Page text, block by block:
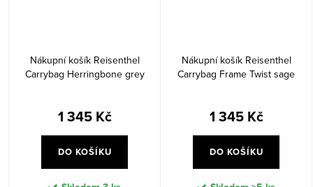
Nákupní košík Reisenthel
Carrybag Herringbone grey
1 345 Kč
DO KOŠÍKU
Nákupní košík Reisenthel
Carrybag Frame Twist sage
1 345 Kč
DO KOŠÍKU